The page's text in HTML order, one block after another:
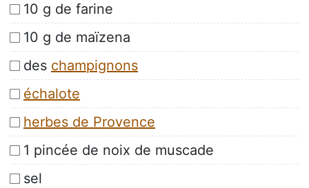
10 g de farine
10 g de maïzena
des champignons
échalote
herbes de Provence
1 pincée de noix de muscade
sel